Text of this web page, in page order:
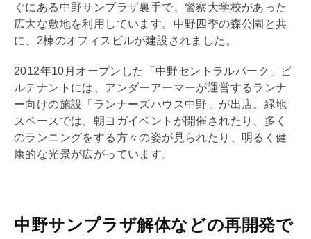
ぐにある中野サンプラザ裏手で、警察大学校があった
広大な敷地を利用しています。中野四季の森公園と共
に、2棟のオフィスビルが建設されました。
2012年10月オープンした「中野セントラルパーク」ビ
ルテナントには、アンダーアーマーが運営するランナ
ー向けの施設「ランナーズハウス中野」が出店。緑地
スペースでは、朝ヨガイベントが開催されたり、多く
のランニングをする方々の姿が見られたり、明るく健
康的な光景が広がっています。
中野サンプラザ解体などの再開発で